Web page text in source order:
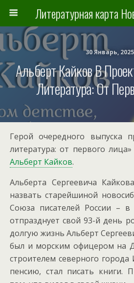
30 Январь, 2025
Альберт Кайков В
Литература: От
Герой очередного выпуска
литература: от первого
Альберт Кайков.
Альберта Сергеевича
назвать старейшиной
Союза писателей России –
отпразднует свой 93-й день
долгую жизнь Альберт
был и морским офицером на
строителем северного
пенсию, стал писать книги.